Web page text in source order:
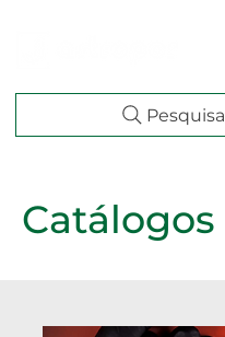
Pesquisa
Catálogos